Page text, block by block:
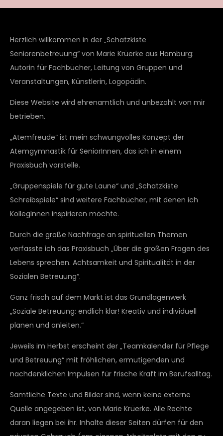
Herzlich willkommen in der „Schatzkiste
Seniorenbetreuung“ von Marie Krüerke aus Hamburg:
Autorin für Fachbücher, Leitung von Gruppen und
Veranstaltungen, Künstlerin, Logopädin.
Diese Website wird ehrenamtlich und unbezahlt von mir
betrieben.
„Atemfreude“ ist mein schwungvolles Konzept der
Atemgymnastik für SeniorInnen, das ich in einem
Praxisbuch vorstelle.
„Gruppenspiele für gute Laune“ und „Schatzkiste
Schreibspiele“ sind weitere Fachbücher, mit denen ich
KollegInnen inspirieren möchte.
Durch die große Nachfrage an spirituellen Themen
verfasste ich das Praxisbuch „Über die großen Fragen des
Lebens sprechen. Achtsamkeit und Spiritualität in der
Sozialen Betreuung“.
Ganz frisch auf dem Markt ist das Grundlagenwerk
„Soziale Betreuung: endlich klar! Kreativ und individuell
planen und anleiten.“
Jeweils im Herbst erscheint der „Teamkalender für Pflege
und Betreuung“ mit fröhlichen, ermutigenden und
nachdenklichen Impulsen für frische Kraft im Berufsalltag.
Sämtliche Texte und Bilder sind, wenn keine externe
Quelle angegeben ist, von Marie Krüerke. Alle Rechte
daran liegen bei ihr. Inhalte dieser Seiten dürfen für den